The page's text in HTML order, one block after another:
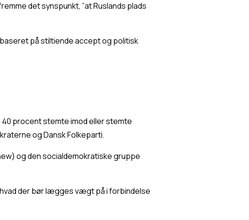
det synspunkt, ”at Ruslands plads
på stiltiende accept og politisk
procent stemte imod eller stemte
og Dansk Folkeparti.
og den socialdemokratiske gruppe
der bør lægges vægt på i forbindelse